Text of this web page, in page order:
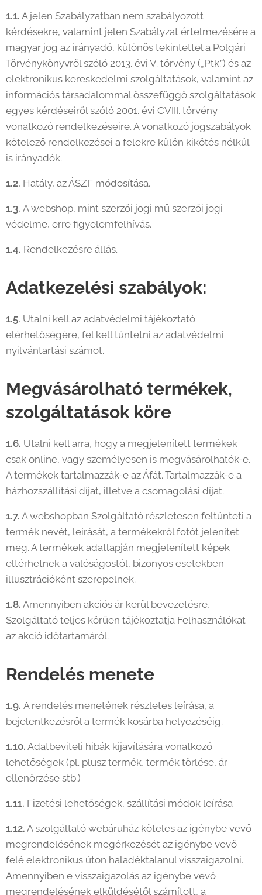
1.1. A jelen Szabályzatban nem szabályozott
kérdésekre, valamint jelen Szabályzat értelmezésére a
magyar jog az irányadó, különös tekintettel a Polgári
Törvénykönyvről szóló 2013. évi V. törvény („Ptk.”) és az
elektronikus kereskedelmi szolgáltatások, valamint az
információs társadalommal összefüggő szolgáltatások
egyes kérdéseiről szóló 2001. évi CVIII. törvény
vonatkozó rendelkezéseire. A vonatkozó jogszabályok
kötelező rendelkezései a felekre külön kikötés nélkül
is irányadók.
1.2. Hatály, az ÁSZF módosítása.
1.3. A webshop, mint szerzői jogi mű szerzői jogi
védelme, erre figyelemfelhívás.
1.4. Rendelkezésre állás.
Adatkezelési szabályok:
1.5. Utalni kell az adatvédelmi tájékoztató
elérhetőségére, fel kell tüntetni az adatvédelmi
nyilvántartási számot.
Megvásárolható termékek,
szolgáltatások köre
1.6. Utalni kell arra, hogy a megjelenített termékek
csak online, vagy személyesen is megvásárolhatók-e.
A termékek tartalmazzák-e az Áfát. Tartalmazzák-e a
házhozszállítási díjat, illetve a csomagolási díjat.
1.7. A webshopban Szolgáltató részletesen feltünteti a
termék nevét, leírását, a termékekről fotót jelenítet
meg. A termékek adatlapján megjelenített képek
eltérhetnek a valóságostól, bizonyos esetekben
illusztrációként szerepelnek.
1.8. Amennyiben akciós ár kerül bevezetésre,
Szolgáltató teljes körűen tájékoztatja Felhasználókat
az akció időtartamáról.
Rendelés menete
1.9. A rendelés menetének részletes leírása, a
bejelentkezésről a termék kosárba helyezéséig.
1.10. Adatbeviteli hibák kijavítására vonatkozó
lehetőségek (pl. plusz termék, termék törlése, ár
ellenőrzése stb.)
1.11. Fizetési lehetőségek, szállítási módok leírása
1.12. A szolgáltató webáruház köteles az igénybe vevő
megrendelésének megérkezését az igénybe vevő
felé elektronikus úton haladéktalanul visszaigazolni.
Amennyiben e visszaigazolás az igénybe vevő
megrendelésének elküldésétől számított, a